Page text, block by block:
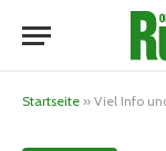
Startseite » Viel Info